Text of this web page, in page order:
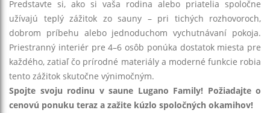
Predstavte si, ako si vaša rodina alebo priatelia spoločne
užívajú teplý zážitok zo sauny – pri tichých rozhovoroch,
dobrom príbehu alebo jednoduchom vychutnávaní pokoja.
Priestranný interiér pre 4–6 osôb ponúka dostatok miesta pre
každého, zatiaľ čo prírodné materiály a moderné funkcie robia
tento zážitok skutočne výnimočným.
Spojte svoju rodinu v saune Lugano Family! Požiadajte o
cenovú ponuku teraz a zažite kúzlo spoločných okamihov!